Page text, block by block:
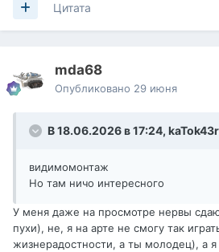
Цитата
mda68
Опубликовано 29 июня
В 18.06.2026 в 17:24,
видимомонтаж
Но там ничо интересного
У меня даже на просмотре нервы
пухи), не, я на арте не смогу так
жизнерадостности, а ты молодец), а я